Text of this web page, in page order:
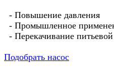
- Повышение давления
- Промышленное
- Перекачивание
Подобрать насос